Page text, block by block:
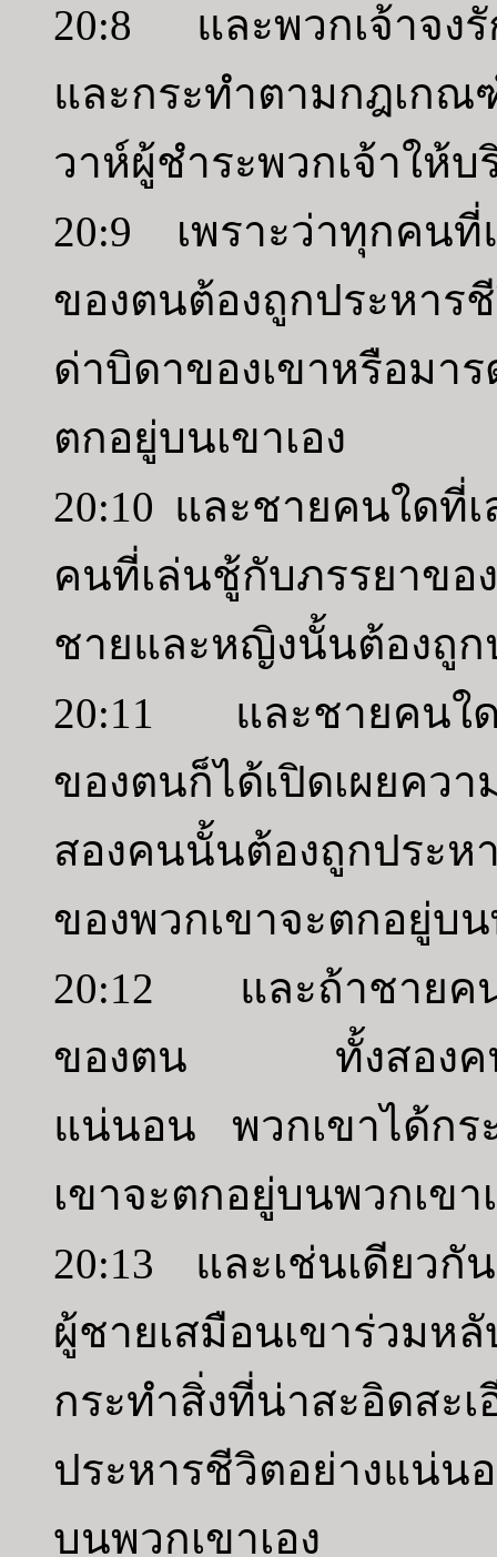
20:8 และพวกเจ้าจงรั
และกระทำตามกฎเก
วาห์ผู้ชำระพวกเจ้าให้บ
20:9 เพราะว่าทุกคนที่
ของตนต้องถูกประหา
ด่าบิดาของเขาหรือมา
ตกอยู่บนเขาเอง
20:10 และชายคนใดที่
คนที่เล่นชู้กับภรรยาขอ
ชายและหญิงนั้นต้องถู
20:11 และชายคนใด
ของตนก็ได้เปิดเผยคว
สองคนนั้นต้องถูกปร
ของพวกเขาจะตกอยู่บน
20:12 และถ้าชายคน
ของตน ทั้งสองคนนั้
แน่นอน พวกเขาได้กร
เขาจะตกอยู่บนพวกเขา
20:13 และเช่นเดียวกั
ผู้ชายเสมือนเขาร่วมห
กระทำสิ่งที่น่าสะอิด
ประหารชีวิตอย่างแน่น
บนพวกเขาเอง